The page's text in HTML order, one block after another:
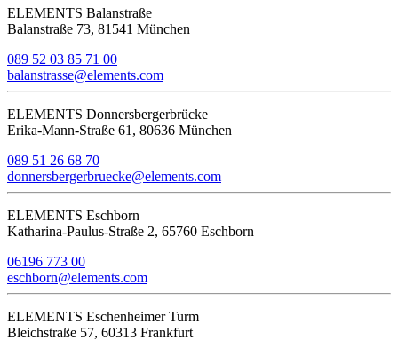
ELEMENTS Balanstraße
Balanstraße 73, 81541 München
089 52 03 85 71 00
balanstrasse@elements.com
ELEMENTS Donnersbergerbrücke
Erika-Mann-Straße 61, 80636 München
089 51 26 68 70
donnersbergerbruecke@elements.com
ELEMENTS Eschborn
Katharina-Paulus-Straße 2, 65760 Eschborn
06196 773 00
eschborn@elements.com
ELEMENTS Eschenheimer Turm
Bleichstraße 57, 60313 Frankfurt